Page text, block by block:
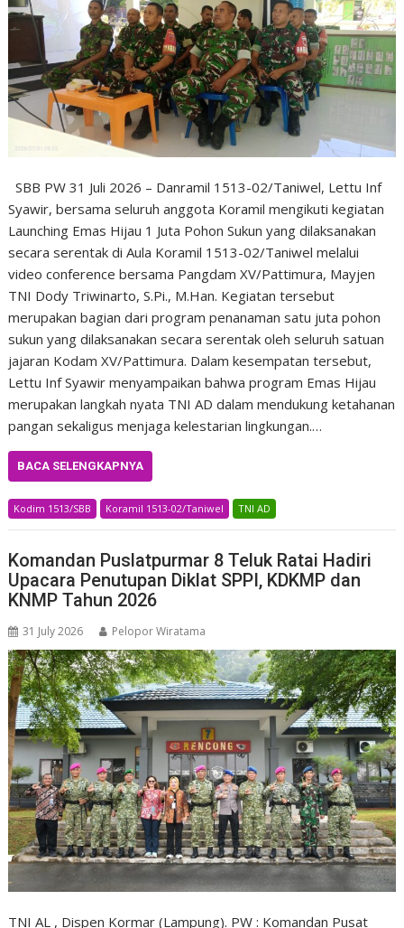
SBB PW 31 Juli 2026 – Danramil 1513-02/Taniwel, Lettu Inf
Syawir, bersama seluruh anggota Koramil mengikuti kegiatan
Launching Emas Hijau 1 Juta Pohon Sukun yang dilaksanakan
secara serentak di Aula Koramil 1513-02/Taniwel melalui
video conference bersama Pangdam XV/Pattimura, Mayjen
TNI Dody Triwinarto, S.Pi., M.Han. Kegiatan tersebut
merupakan bagian dari program penanaman satu juta pohon
sukun yang dilaksanakan secara serentak oleh seluruh satuan
jajaran Kodam XV/Pattimura. Dalam kesempatan tersebut,
Lettu Inf Syawir menyampaikan bahwa program Emas Hijau
merupakan langkah nyata TNI AD dalam mendukung ketahanan
pangan sekaligus menjaga kelestarian lingkungan.…
BACA SELENGKAPNYA
Kodim 1513/SBB Koramil 1513-02/Taniwel TNI AD
Komandan Puslatpurmar 8 Teluk Ratai Hadiri
Upacara Penutupan Diklat SPPI, KDKMP dan
KNMP Tahun 2026
31 July 2026 Pelopor Wiratama
TNI AL , Dispen Kormar (Lampung). PW : Komandan Pusat